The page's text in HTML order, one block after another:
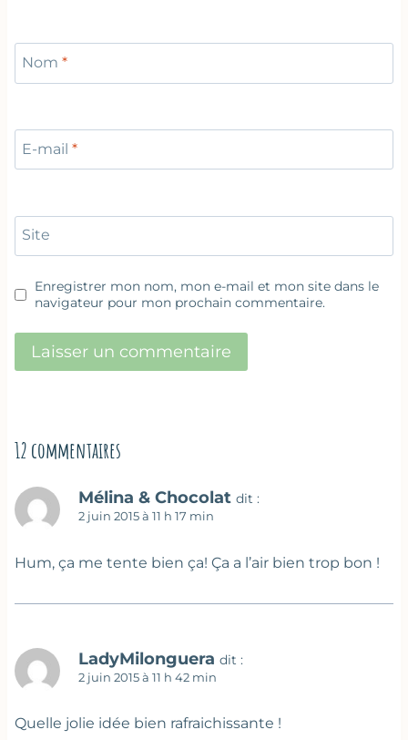
Nom *
E-mail *
Site
Enregistrer mon nom, mon e-mail et mon site dans le
navigateur pour mon prochain commentaire.
12 commentaires
Mélina & Chocolat dit :
2 juin 2015 à 11 h 17 min
Hum, ça me tente bien ça! Ça a l’air bien trop bon !
LadyMilonguera dit :
2 juin 2015 à 11 h 42 min
Quelle jolie idée bien rafraichissante !